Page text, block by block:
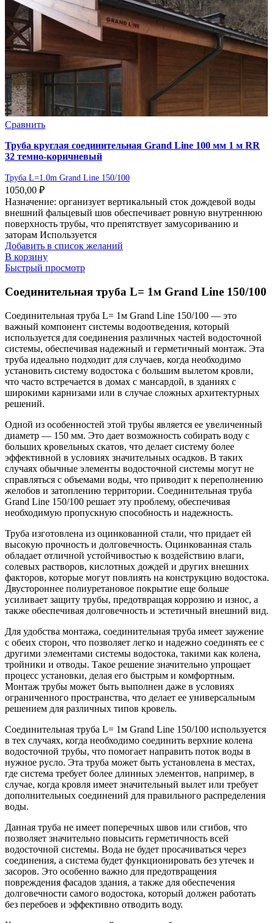
Сравнить
Труба круглая соединительная Grand Line 100 мм 1 м RR
32 темно-коричневый
Труба L=1.0m Grand Line 150/100
1050,00 ₽
Назначение: организует вертикальный сток дождевой воды
внешний фальцевый шов обеспечивает ровную внутреннюю
поверхность трубы, что препятствует замусориванию и
заторам Используется
Добавить в список желаний
В корзину
Быстрый просмотр
Соединительная труба L= 1м Grand Line 150/100
Соединительная труба L= 1м Grand Line 150/100 — это
важный компонент системы водоотведения, который
используется для соединения различных частей водосточной
системы, обеспечивая надежный и герметичный монтаж. Эта
труба идеально подходит для случаев, когда необходимо
установить систему водостока с большим вылетом кровли,
что часто встречается в домах с мансардой, в зданиях с
широкими карнизами или в случае сложных архитектурных
решений.
Одной из особенностей этой трубы является ее увеличенный
диаметр — 150 мм. Это дает возможность собирать воду с
больших кровельных скатов, что делает систему более
эффективной в условиях значительных осадков. В таких
случаях обычные элементы водосточной системы могут не
справляться с объемами воды, что приводит к переполнению
желобов и затоплению территории. Соединительная труба
Grand Line 150/100 решает эту проблему, обеспечивая
необходимую пропускную способность и надежность.
Труба изготовлена из оцинкованной стали, что придает ей
высокую прочность и долговечность. Оцинкованная сталь
обладает отличной устойчивостью к воздействию влаги,
солевых растворов, кислотных дождей и других внешних
факторов, которые могут повлиять на конструкцию водостока.
Двустороннее полиуретановое покрытие еще больше
усиливает защиту трубы, предотвращая коррозию и износ, а
также обеспечивая долговечность и эстетичный внешний вид.
Для удобства монтажа, соединительная труба имеет заужение
с обеих сторон, что позволяет легко и надежно соединять ее с
другими элементами системы водостока, такими как колена,
тройники и отводы. Такое решение значительно упрощает
процесс установки, делая его быстрым и комфортным.
Монтаж трубы может быть выполнен даже в условиях
ограниченного пространства, что делает ее универсальным
решением для различных типов кровель.
Соединительная труба L= 1м Grand Line 150/100 используется
в тех случаях, когда необходимо соединить верхние колена
водосточной трубы, что помогает направить поток воды в
нужное русло. Эта труба может быть установлена в местах,
где система требует более длинных элементов, например, в
случае, когда кровля имеет значительный вылет или требует
дополнительных соединений для правильного распределения
воды.
Данная труба не имеет поперечных швов или сгибов, что
позволяет значительно повысить герметичность всей
водосточной системы. Вода не будет просачиваться через
соединения, а система будет функционировать без утечек и
засоров. Это особенно важно для предотвращения
повреждения фасадов здания, а также для обеспечения
долговечности самого водостока, который должен работать
без перебоев и эффективно отводить воду.